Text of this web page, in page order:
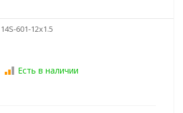
601-12x1.5
Есть в наличии